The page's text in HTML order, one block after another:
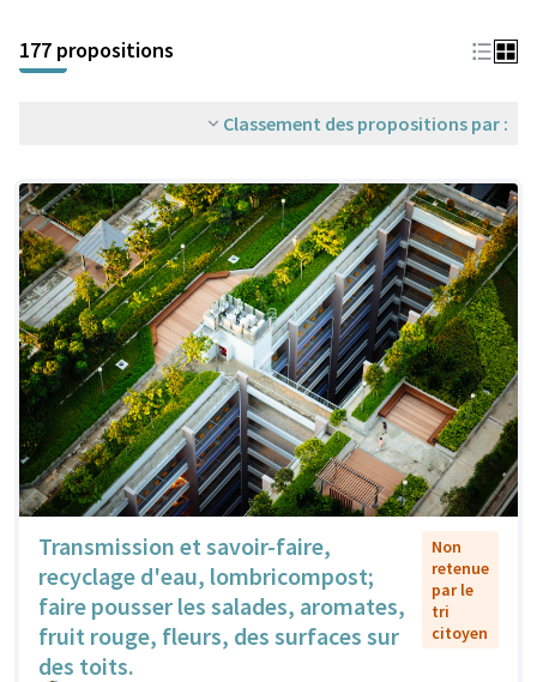
177 propositions
Classement des propositions par :
Transmission et savoir-faire,
recyclage d'eau, lombricompost;
faire pousser les salades, aromates,
fruit rouge, fleurs, des surfaces sur
des toits.
Non
retenue
par le
tri
citoyen